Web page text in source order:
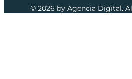
© 2026 by Agencia Digital.